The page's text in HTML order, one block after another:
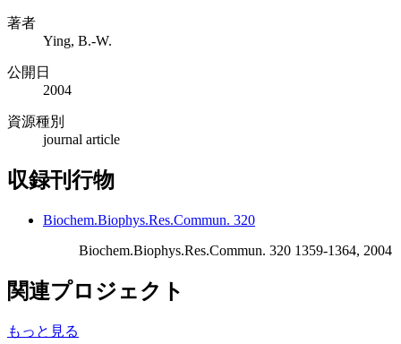
著者
Ying, B.-W.
公開日
2004
資源種別
journal article
収録刊行物
Biochem.Biophys.Res.Commun. 320
Biochem.Biophys.Res.Commun. 320 1359-1364, 2004
関連プロジェクト
もっと見る